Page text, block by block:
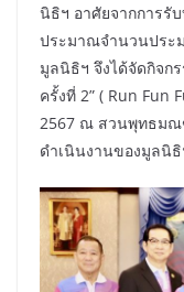
นิธิฯ อาศัยจากการรั
ประมาณจำนวนประ
มูลนิธิฯ จึงได้จัดกิจก
ครั้งที่ 2” ( Run
2567 ณ สวนพุทธมณ
ดำเนินงานของมูลนิธิ